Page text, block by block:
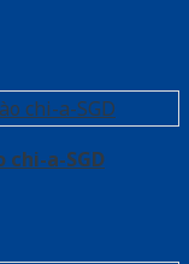
chi-a-SGD